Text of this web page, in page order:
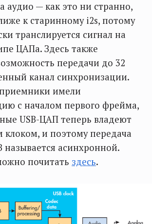
аудио — как это ни странно,
к старинному i2s, потому
транслируется сигнал на
ЦАПа. Здесь также
передачи до 32
канал синхронизации.
имели
с началом первого фрейма,
USB-ЦАП теперь владеют
клоком, и поэтому передача
называется асинхронной.
почитать здесь.